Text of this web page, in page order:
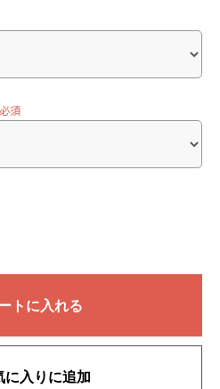
必須
トに入れる
に入りに追加